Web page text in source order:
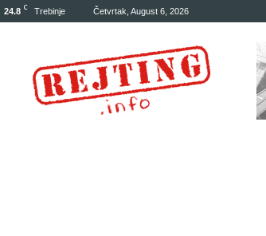
24.8 C Trebinje Četvrtak, August 6, 2026